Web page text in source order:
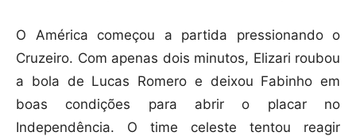
O América começou a partida pressionando o
Cruzeiro. Com apenas dois minutos, Elizari roubou
a bola de Lucas Romero e deixou Fabinho em
boas condições para abrir o placar no
Independência. O time celeste tentou reagir